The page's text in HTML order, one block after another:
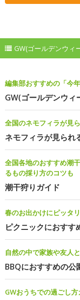
GW(ゴールデンウィ
編集部おすすめの「今
GW(ゴールデンウィ
全国のネモフィラが見
ネモフィラが見られ
全国各地のおすすめ潮
るもの採り方のコツも
潮干狩りガイド
春のお出かけにピッタリ
ピクニックにおすす
自然の中で家族や友人
BBQにおすすめの公
GWおうちでの過ごし方